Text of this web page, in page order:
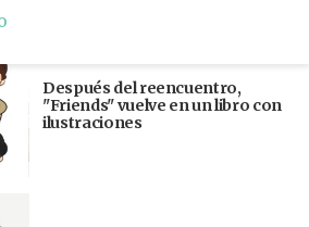
Después del reencuentro,
"Friends" vuelve en un libro con
ilustraciones